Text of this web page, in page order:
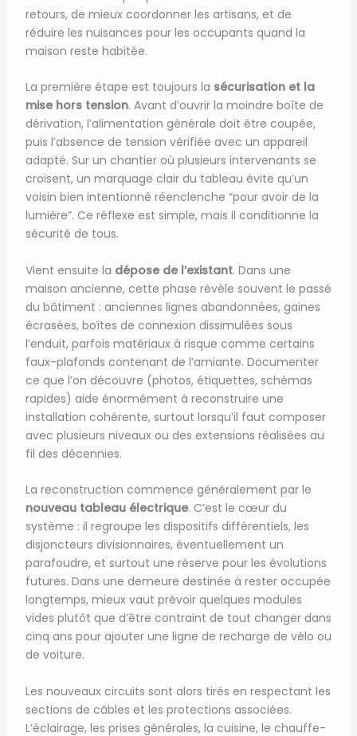
retours, de mieux coordonner les artisans, et de
réduire les nuisances pour les occupants quand la
maison reste habitée.
La première étape est toujours la sécurisation et la
mise hors tension. Avant d’ouvrir la moindre boîte de
dérivation, l’alimentation générale doit être coupée,
puis l’absence de tension vérifiée avec un appareil
adapté. Sur un chantier où plusieurs intervenants se
croisent, un marquage clair du tableau évite qu’un
voisin bien intentionné réenclenche “pour avoir de la
lumière”. Ce réflexe est simple, mais il conditionne la
sécurité de tous.
Vient ensuite la dépose de l’existant. Dans une
maison ancienne, cette phase révèle souvent le passé
du bâtiment : anciennes lignes abandonnées, gaines
écrasées, boîtes de connexion dissimulées sous
l’enduit, parfois matériaux à risque comme certains
faux-plafonds contenant de l’amiante. Documenter
ce que l’on découvre (photos, étiquettes, schémas
rapides) aide énormément à reconstruire une
installation cohérente, surtout lorsqu’il faut composer
avec plusieurs niveaux ou des extensions réalisées au
fil des décennies.
La reconstruction commence généralement par le
nouveau tableau électrique. C’est le cœur du
système : il regroupe les dispositifs différentiels, les
disjoncteurs divisionnaires, éventuellement un
parafoudre, et surtout une réserve pour les évolutions
futures. Dans une demeure destinée à rester occupée
longtemps, mieux vaut prévoir quelques modules
vides plutôt que d’être contraint de tout changer dans
cinq ans pour ajouter une ligne de recharge de vélo ou
de voiture.
Les nouveaux circuits sont alors tirés en respectant les
sections de câbles et les protections associées.
L’éclairage, les prises générales, la cuisine, le chauffe-